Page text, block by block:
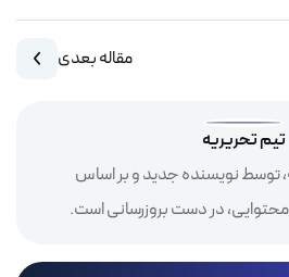
مقاله بعدی
تیم تحریریه
توسط نویسنده جدید و بر اساس
در دست بروزرسانی است.